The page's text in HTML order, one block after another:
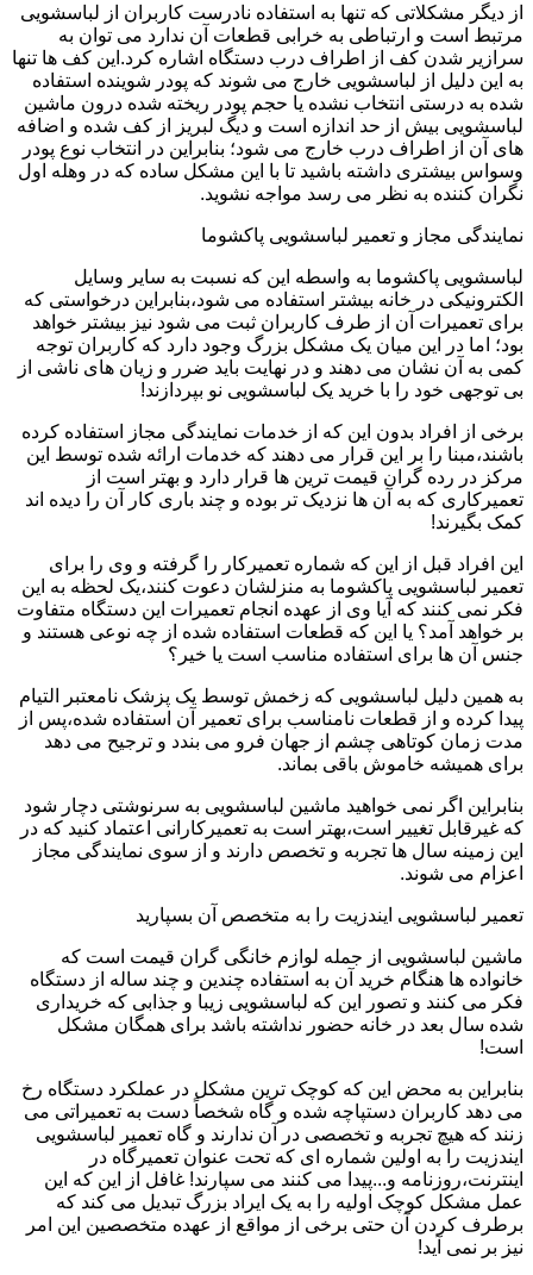
از دیگر مشکلاتی که تنها به استفاده نادرست کاربران از لباسشویی
مرتبط است و ارتباطی به خرابی قطعات آن ندارد می توان به
سرازیر شدن کف از اطراف درب دستگاه اشاره کرد.این کف ها تنها
به این دلیل از لباسشویی خارج می شوند که پودر شوینده استفاده
شده به درستی انتخاب نشده یا حجم پودر ریخته شده درون ماشین
لباسشویی بیش از حد اندازه است و دیگ لبریز از کف شده و اضافه
های آن از اطراف درب خارج می شود؛ بنابراین در انتخاب نوع پودر
وسواس بیشتری داشته باشید تا با این مشکل ساده که در وهله اول
نگران کننده به نظر می رسد مواجه نشوید.
نمایندگی مجاز و تعمیر لباسشویی پاکشوما
لباسشویی پاکشوما به واسطه این که نسبت به سایر وسایل
الکترونیکی در خانه بیشتر استفاده می شود،بنابراین درخواستی که
برای تعمیرات آن از طرف کاربران ثبت می شود نیز بیشتر خواهد
بود؛ اما در این میان یک مشکل بزرگ وجود دارد که کاربران توجه
کمی به آن نشان می دهند و در نهایت باید ضرر و زیان های ناشی از
بی توجهی خود را با خرید یک لباسشویی نو بپردازند!
برخی از افراد بدون این که از خدمات نمایندگی مجاز استفاده کرده
باشند،مبنا را بر این قرار می دهند که خدمات ارائه شده توسط این
مرکز در رده گران قیمت ترین ها قرار دارد و بهتر است از
تعمیرکاری که به آن ها نزدیک تر بوده و چند باری کار آن را دیده اند
کمک بگیرند!
این افراد قبل از این که شماره تعمیرکار را گرفته و وی را برای
تعمیر لباسشویی پاکشوما به منزلشان دعوت کنند،یک لحظه به این
فکر نمی کنند که آیا وی از عهده انجام تعمیرات این دستگاه متفاوت
بر خواهد آمد؟ یا این که قطعات استفاده شده از چه نوعی هستند و
جنس آن ها برای استفاده مناسب است یا خیر؟
به همین دلیل لباسشویی که زخمش توسط یک پزشک نامعتبر التیام
پیدا کرده و از قطعات نامناسب برای تعمیر آن استفاده شده،پس از
مدت زمان کوتاهی چشم از جهان فرو می بندد و ترجیح می دهد
برای همیشه خاموش باقی بماند.
بنابراین اگر نمی خواهید ماشین لباسشویی به سرنوشتی دچار شود
که غیرقابل تغییر است،بهتر است به تعمیرکارانی اعتماد کنید که در
این زمینه سال ها تجربه و تخصص دارند و از سوی نمایندگی مجاز
اعزام می شوند.
تعمیر لباسشویی ایندزیت را به متخصص آن بسپارید
ماشین لباسشویی از جمله لوازم خانگی گران قیمت است که
خانواده ها هنگام خرید آن به استفاده چندین و چند ساله از دستگاه
فکر می کنند و تصور این که لباسشویی زیبا و جذابی که خریداری
شده سال بعد در خانه حضور نداشته باشد برای همگان مشکل
است!
بنابراین به محض این که کوچک ترین مشکل در عملکرد دستگاه رخ
می دهد کاربران دستپاچه شده و گاه شخصاً دست به تعمیراتی می
زنند که هیچ تجربه و تخصصی در آن ندارند و گاه تعمیر لباسشویی
ایندزیت را به اولین شماره ای که تحت عنوان تعمیرگاه در
اینترنت،روزنامه و...پیدا می کنند می سپارند! غافل از این که این
عمل مشکل کوچک اولیه را به یک ایراد بزرگ تبدیل می کند که
برطرف کردن آن حتی برخی از مواقع از عهده متخصصین این امر
نیز بر نمی آید!